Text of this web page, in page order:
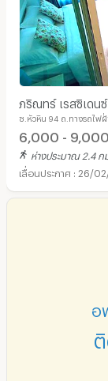
ภริณทร์ เรสซิเดนซ์
ซ.หัวหิน 94 ถ.ทางรถไฟ
6,000 - 9,000
ห่างประมาณ 2.4 ก
26/
อ